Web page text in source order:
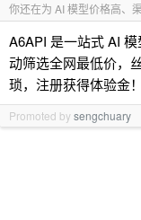
你还在为 AI 模型价格高、
A6API 是一站式 AI
动筛选全网最低价，
琐，注册获得体验金！
Promoted bysengchuary